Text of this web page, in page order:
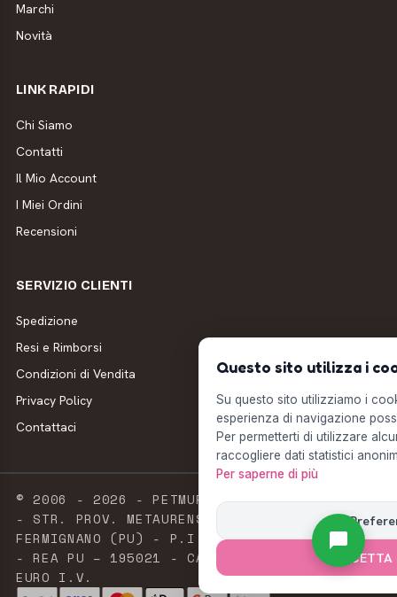
Marchi
Novità
LINK RAPIDI
Chi Siamo
Contatti
Il Mio Account
I Miei Ordini
Recensioni
SERVIZIO CLIENTI
Spedizione
Resi e Rimborsi
Condizioni di Vendita
Privacy Policy
Contattaci
© 2006 - 2026 - PETMUFFIN - MILLSTORE SRL
- STR. PROV. METAURENSE, 20 - 61033
FERMIGNANO (PU) - P.I. E C.F. 02603420411
- REA PU – 195021 - CAPITALE SOCIALE 2.500
EURO I.V.
Questo sito utilizza i
Su questo sito utilizziamo i
esperienza di navigazione
Per permetterti di utilizzare
raccogliere dati statistici
Per saperne di più